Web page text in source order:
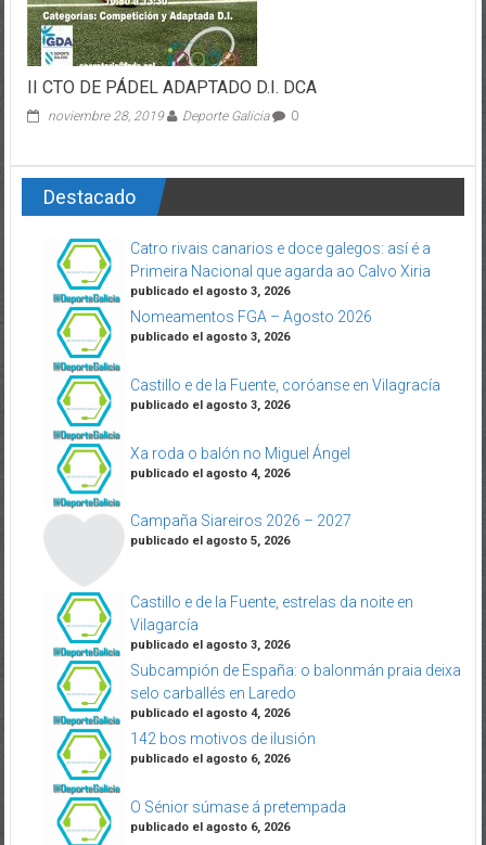
II CTO DE PÁDEL ADAPTADO D.I. DCA
noviembre 28, 2019 Deporte Galicia 0
Destacado
Catro rivais canarios e doce galegos: así é a
Primeira Nacional que agarda ao Calvo Xiria
publicado el agosto 3, 2026
Nomeamentos FGA – Agosto 2026
publicado el agosto 3, 2026
Castillo e de la Fuente, coróanse en Vilagracía
publicado el agosto 3, 2026
Xa roda o balón no Miguel Ángel
publicado el agosto 4, 2026
Campaña Siareiros 2026 – 2027
publicado el agosto 5, 2026
Castillo e de la Fuente, estrelas da noite en
Vilagarcía
publicado el agosto 3, 2026
Subcampión de España: o balonmán praia deixa
selo carballés en Laredo
publicado el agosto 4, 2026
142 bos motivos de ilusión
publicado el agosto 6, 2026
O Sénior súmase á pretempada
publicado el agosto 6, 2026